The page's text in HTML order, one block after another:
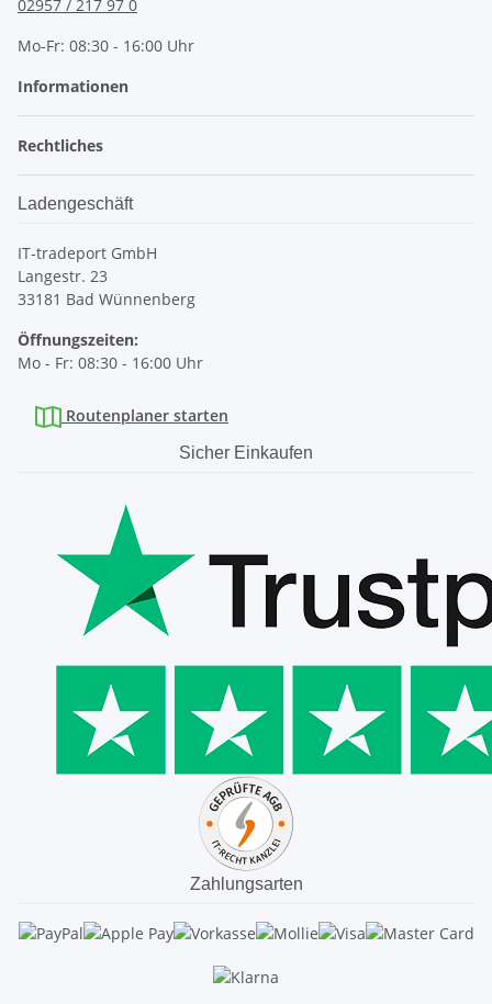
02957 / 217 97 0
Mo-Fr: 08:30 - 16:00 Uhr
Informationen
Rechtliches
Ladengeschäft
IT-tradeport GmbH
Langestr. 23
33181 Bad Wünnenberg
Öffnungszeiten:
Mo - Fr: 08:30 - 16:00 Uhr
Routenplaner starten
Sicher Einkaufen
Zahlungsarten